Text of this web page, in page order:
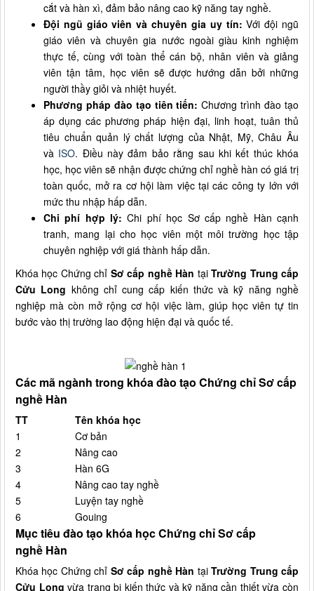
cắt và hàn xì, đảm bảo nâng cao kỹ năng tay nghề.
Đội ngũ giáo viên và chuyên gia uy tín: Với đội ngũ
giáo viên và chuyên gia nước ngoài giàu kinh nghiệm
thực tế, cùng với toàn thể cán bộ, nhân viên và giảng
viên tận tâm, học viên sẽ được hướng dẫn bởi những
người thầy giỏi và nhiệt huyết.
Phương pháp đào tạo tiên tiến: Chương trình đào tạo
áp dụng các phương pháp hiện đại, linh hoạt, tuân thủ
tiêu chuẩn quản lý chất lượng của Nhật, Mỹ, Châu Âu
và ISO. Điều này đảm bảo rằng sau khi kết thúc khóa
học, học viên sẽ nhận được chứng chỉ nghề hàn có giá trị
toàn quốc, mở ra cơ hội làm việc tại các công ty lớn với
mức thu nhập hấp dẫn.
Chi phí hợp lý: Chi phí học Sơ cấp nghề Hàn cạnh
tranh, mang lại cho học viên một môi trường học tập
chuyên nghiệp với giá thành hấp dẫn.
Khóa học Chứng chỉ Sơ cấp nghề Hàn tạiTrường Trung cấp
Cửu Long không chỉ cung cấp kiến thức và kỹ năng nghề
nghiệp mà còn mở rộng cơ hội việc làm, giúp học viên tự tin
bước vào thị trường lao động hiện đại và quốc tế.
Các mã ngành trong khóa đào tạo Chứng chỉ Sơ cấp
nghề Hàn
TT
Tên khóa học
1
Cơ bản
2
Nâng cao
3
Hàn 6G
4
Nâng cao tay nghề
5
Luyện tay nghề
6
Gouing
Mục tiêu đào tạo khóa học Chứng chỉ Sơ cấp
nghề Hàn
Khóa học Chứng chỉ Sơ cấp nghề Hàn tạiTrường Trung cấp
Cửu Long vừa trang bị kiến thức và kỹ năng cần thiết vừa còn